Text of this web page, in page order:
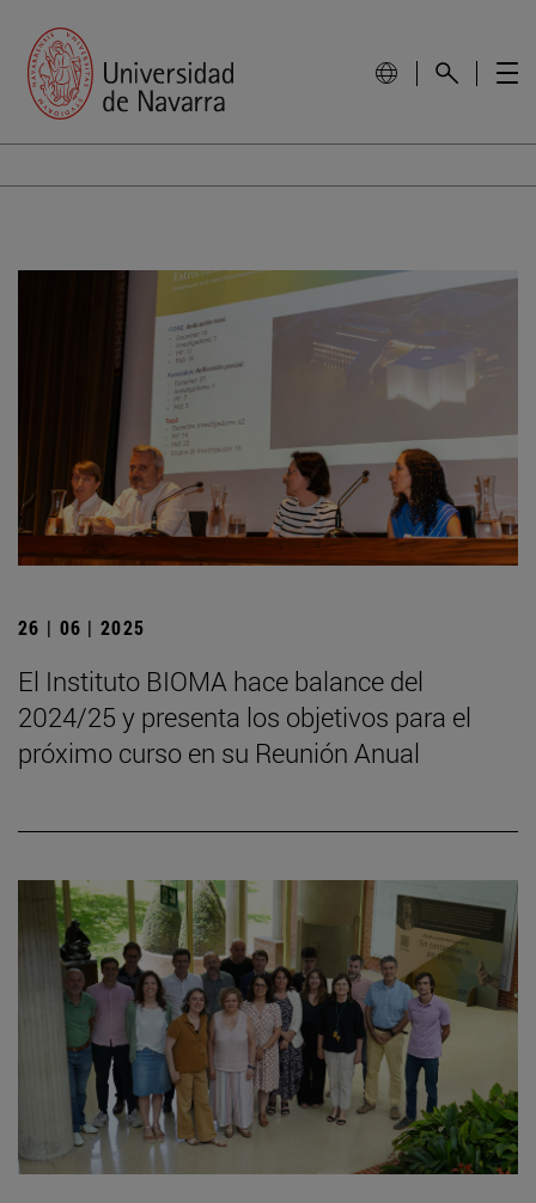
26 | 06 | 2025
El Instituto BIOMA hace balance del
2024/25 y presenta los objetivos para el
próximo curso en su Reunión Anual